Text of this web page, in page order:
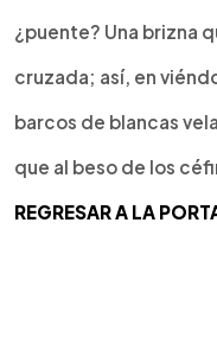
¿puente? Una brizna
cruzada; así, en
barcos de blancas
que al beso de los
REGRESAR A LA